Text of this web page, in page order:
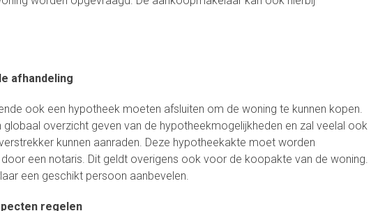
afhandeling
ook een hypotheek moeten afsluiten om de woning te kunnen kopen.
overzicht geven van de hypotheekmogelijkheden en zal veelal ook
kunnen aanraden. Deze hypotheekakte moet worden
een notaris. Dit geldt overigens ook voor de koopakte van de woning.
een geschikt persoon aanbevelen.
regelen